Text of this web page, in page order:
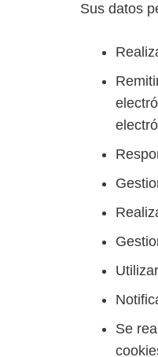
Sus datos
Se